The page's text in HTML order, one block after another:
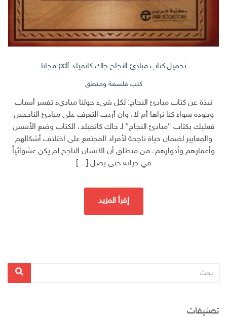
تحميل كتاب مبادئ النجاح جاك كانفيلد pdf مجانا
كتب فلسفة ومنطق
نبذة عن كتاب مبادئ النجاح: لكل شيء حولنا مباديء تفسر أسباب
وجوده سواء كنا نراها أم لا، وان أردت التعرف على مبادئ الناجحين
فعليك بكتاب “مبادئ النجاح” لـ جاك كانفيلد، الكتاب وضع الأسس
والمعايير لضمان حياة ناجحة لأفراد المجتمع على اختلاف أشكالهم
وأعمارهم وأدوارهم، من منطلق أن الانسان الناجح لم يكن عشوائياً
في حياته حتى يصل […]
إقرأ المزيد
البحث
عن:
بحث
تصنيفات